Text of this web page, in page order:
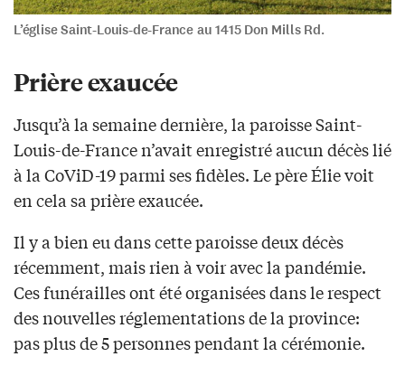
L’église Saint-Louis-de-France au 1415 Don Mills Rd.
Prière exaucée
Jusqu’à la semaine dernière, la paroisse Saint-
Louis-de-France n’avait enregistré aucun décès lié
à la CoViD-19 parmi ses fidèles. Le père Élie voit
en cela sa prière exaucée.
Il y a bien eu dans cette paroisse deux décès
récemment, mais rien à voir avec la pandémie.
Ces funérailles ont été organisées dans le respect
des nouvelles réglementations de la province:
pas plus de 5 personnes pendant la cérémonie.